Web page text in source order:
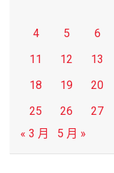
4
5 6
11
12 13
18
19 20
25
26 27
« 3 月
5 月 »